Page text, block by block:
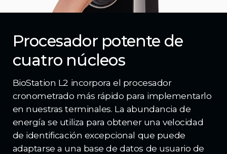
Procesador potente de
cuatro núcleos
BioStation L2 incorpora el procesador
cronometrado más rápido para implementarlo
en nuestras terminales. La abundancia de
energía se utiliza para obtener una velocidad
de identificación excepcional que puede
adaptarse a una base de datos de usuario de